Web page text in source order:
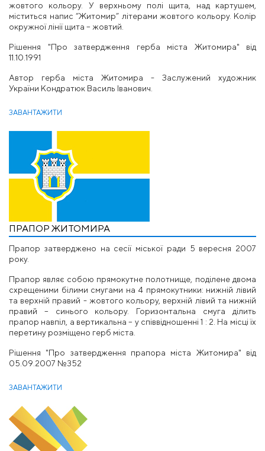
жовтого кольору. У верхньому полі щита, над картушем,
міститься напис “Житомир” літерами жовтого кольору. Колір
окружної лінії щита – жовтий.
Рішення "Про затвердження герба міста Житомира" від
11.10.1991
Автор герба міста Житомира - Заслужений художник
України Кондратюк Василь Іванович.
ЗАВАНТАЖИТИ
ПРАПОР ЖИТОМИРА
Прапор затверджено на сесії міської ради 5 вересня 2007
року.
Прапор являє собою прямокутне полотнище, поділене двома
схрещеними білими смугами на 4 прямокутники: нижній лівий
та верхній правий - жовтого кольору, верхній лівий та нижній
правий – синього кольору. Горизонтальна смуга ділить
прапор навпіл, а вертикальна – у співвідношенні 1 : 2. На місці їх
перетину розміщено герб міста.
Рішення "Про затвердження прапора міста Житомира" від
05.09.2007 №352
ЗАВАНТАЖИТИ